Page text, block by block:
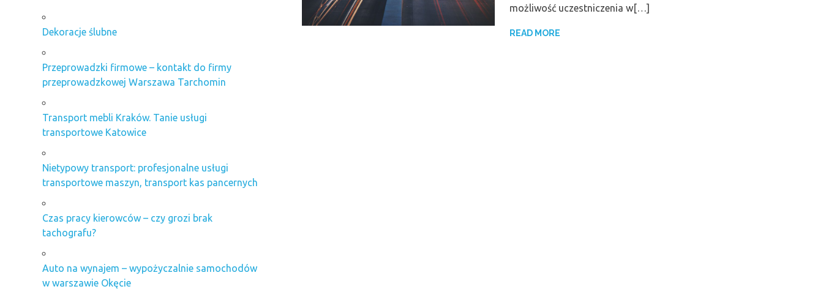
możliwość uczestniczenia w[…]
READ MORE
Dekoracje ślubne
Przeprowadzki firmowe – kontakt do firmy
przeprowadzkowej Warszawa Tarchomin
Transport mebli Kraków. Tanie usługi
transportowe Katowice
Nietypowy transport: profesjonalne usługi
transportowe maszyn, transport kas pancernych
Czas pracy kierowców – czy grozi brak
tachografu?
Auto na wynajem – wypożyczalnie samochodów
w warszawie Okęcie